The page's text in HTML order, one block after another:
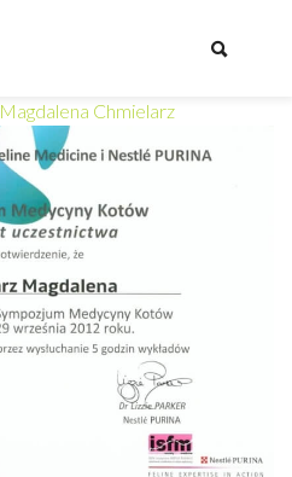
Magdalena Chmielarz